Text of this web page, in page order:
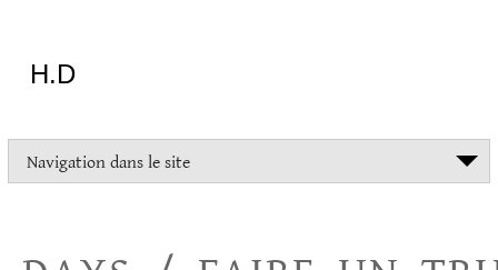
H.D
tout
Navigation dans le site